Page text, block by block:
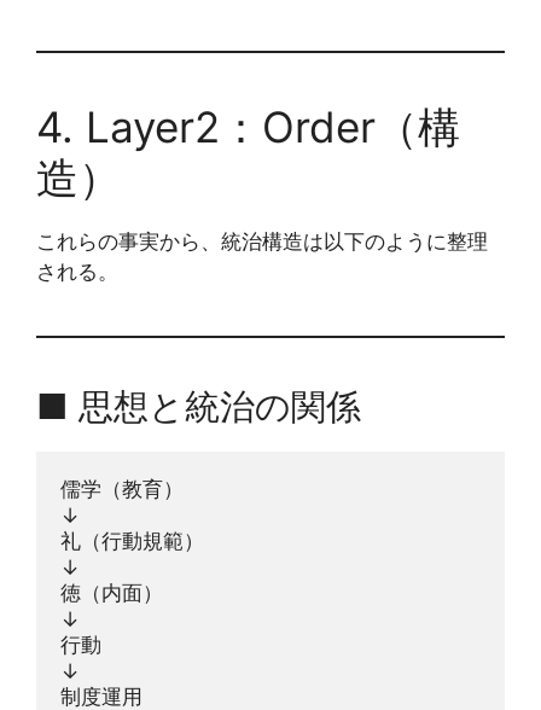
4. Layer2：Order（構
造）
これらの事実から、統治構造は以下のように整理
される。
■ 思想と統治の関係
儒学（教育）
↓
礼（行動規範）
↓
徳（内面）
↓
行動
↓
制度運用